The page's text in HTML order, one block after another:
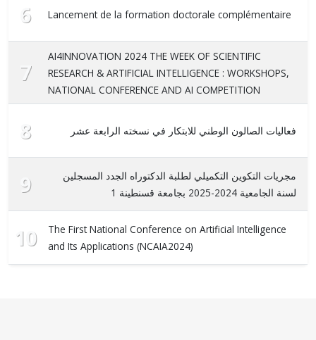
6 Lancement de la formation doctorale complémentaire
7
AI4INNOVATION 2024 THE WEEK OF SCIENTIFIC
RESEARCH & ARTIFICIAL INTELLIGENCE : WORKSHOPS,
NATIONAL CONFERENCE AND AI COMPETITION
8 فعاليات الصالون الوطني للابتكار في نسخته الرابعة عشر
9
مجريات التكوين التكميلي لطلبة الدكتوراه الجدد المسجلين
لسنة الجامعية 2024-2025 بجامعة قسنطينة 1
10
The First National Conference on Artificial Intelligence
and Its Applications (NCAIA2024)